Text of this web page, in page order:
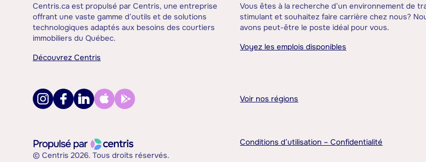
Centris.ca est propulsé par Centris, une entreprise
offrant une vaste gamme d’outils et de solutions
technologiques adaptés aux besoins des courtiers
immobiliers du Québec.
Découvrez Centris
Vous êtes à la recherche d’un environnement de
stimulant et souhaitez faire carrière chez nous?
avons peut-être le poste idéal pour vous.
Voyez les emplois disponibles
Voir nos régions
© Centris 2026. Tous droits réservés.
Conditions d’utilisation – Confidentialité